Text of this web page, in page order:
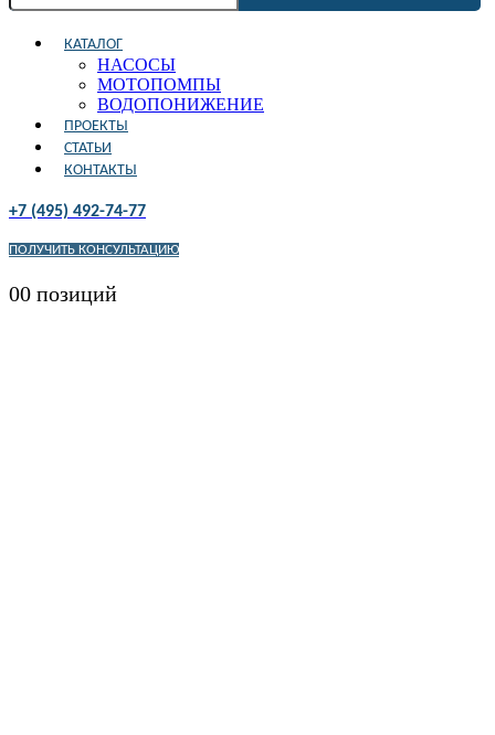
КАТАЛОГ
НАСОСЫ
МОТОПОМПЫ
ВОДОПОНИЖЕНИЕ
ПРОЕКТЫ
СТАТЬИ
КОНТАКТЫ
+7 (495) 492-74-77
ПОЛУЧИТЬ КОНСУЛЬТАЦИЮ
00 позиций